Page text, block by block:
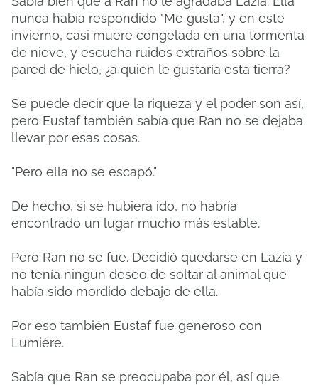
nunca había respondido "Me gusta", y en este
invierno, casi muere congelada en una tormenta
de nieve, y escucha ruidos extraños sobre la
pared de hielo, ¿a quién le gustaría esta tierra?
Se puede decir que la riqueza y el poder son así,
pero Eustaf también sabía que Ran no se dejaba
llevar por esas cosas.
"Pero ella no se escapó."
De hecho, si se hubiera ido, no habría
encontrado un lugar mucho más estable.
Pero Ran no se fue. Decidió quedarse en Lazia y
no tenía ningún deseo de soltar al animal que
había sido mordido debajo de ella.
Por eso también Eustaf fue generoso con
Lumière.
Sabía que Ran se preocupaba por él, así que